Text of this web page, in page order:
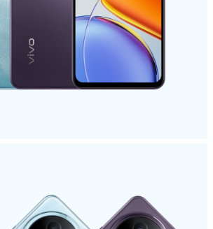
Chile | Seleccione país/región